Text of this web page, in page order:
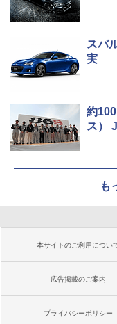
スバ
実
約
ス）
も
本サイトのご利用につい
広告掲載のご案内
プライバシーポリシー